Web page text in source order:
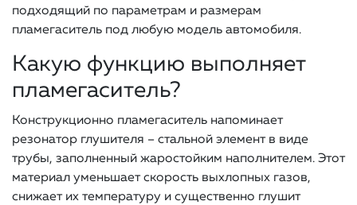
подходящий по параметрам и размерам
пламегаситель под любую модель автомобиля.
Какую функцию выполняет
пламегаситель?
Конструкционно пламегаситель напоминает
резонатор глушителя – стальной элемент в виде
трубы, заполненный жаростойким наполнителем. Этот
материал уменьшает скорость выхлопных газов,
снижает их температуру и существенно глушит